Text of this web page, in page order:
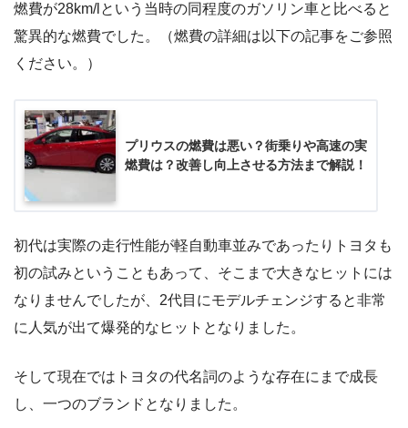
燃費が28km/lという当時の同程度のガソリン車と比べると
驚異的な燃費でした。（燃費の詳細は以下の記事をご参照
ください。）
プリウスの燃費は悪い？街乗りや高速の実
燃費は？改善し向上させる方法まで解説！
初代は実際の走行性能が軽自動車並みであったりトヨタも
初の試みということもあって、そこまで大きなヒットには
なりませんでしたが、2代目にモデルチェンジすると非常
に人気が出て爆発的なヒットとなりました。
そして現在ではトヨタの代名詞のような存在にまで成長
し、一つのブランドとなりました。